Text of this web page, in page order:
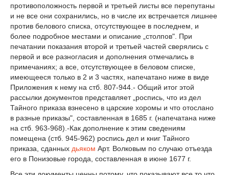
противоположность первой и третьей листы все перепутаны
и не все они сохранились, но в числе их встречается лишнее
против белового списка, отсутствующее в последнем, и
более подробное местами и описание „столпов". При
печатании показания второй и третьей частей сверялись с
первой и все разногласия и дополнения отмечались в
примечаниях; а все, отсутствующее в беловом списке,
имеющееся только в 2 и 3 частях, напечатано ниже в виде
Приложения к нему на стб. 807-944.- Общий итог этой
рассылки документов представляет „роспись, что из дел
Тайного приказа взнесено в царские хоромы и что отослано
в разные приказы", составленная в 1685 г. (напечатана ниже
на стб. 963-968).-Как дополнение к этим сведениям
помещена (стб. 945-962) роспись дел и книг Тайного
приказа, сданных дьяком Арт. Волковым по случаю отъезда
его в Понизовые города, составленная в июне 1677 г.